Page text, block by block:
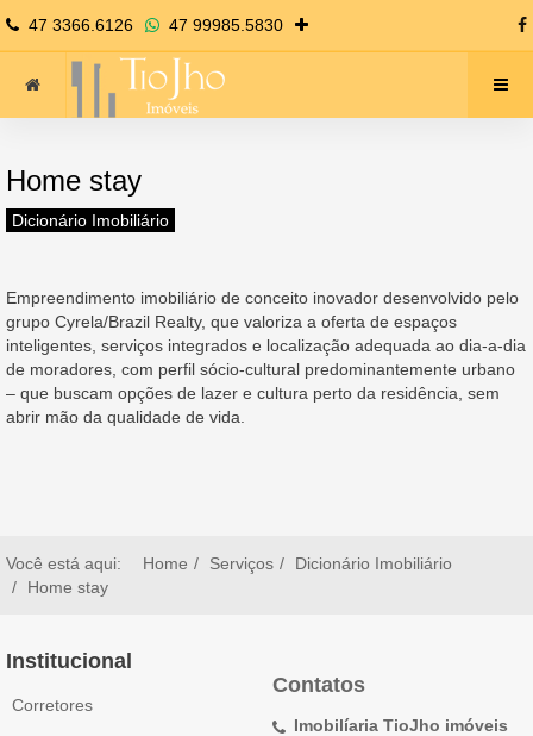
47 3366.6126 47 99985.5830
Home stay
Dicionário Imobiliário
Empreendimento imobiliário de conceito inovador desenvolvido pelo
grupo Cyrela/Brazil Realty, que valoriza a oferta de espaços
inteligentes, serviços integrados e localização adequada ao dia-a-dia
de moradores, com perfil sócio-cultural predominantemente urbano
– que buscam opções de lazer e cultura perto da residência, sem
abrir mão da qualidade de vida.
Você está aqui: Home Serviços
Dicionário Imobiliário
Home stay
Institucional
Corretores
Contatos
Imobilíaria TioJho imóveis